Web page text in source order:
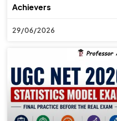
Achievers
29/06/2026